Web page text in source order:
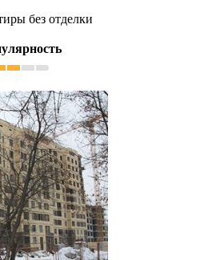
без отделки